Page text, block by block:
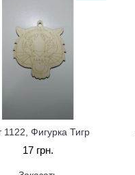
1122, Фигурка Тигр
17 грн.